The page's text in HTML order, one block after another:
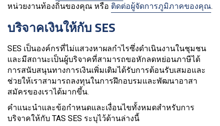
หน่วยงานท้องถิ่นของคุณ หรือ ติดต่อผู้จัดการภูมิภาคของคุณ.
บริจาคเงินให้กับ SES
SES เป็นองค์กรที่ไม่แสวงหาผลกำไรซึ่งดำเนินงานในชุมชน
และมีสถานะเป็นผู้บริจาคที่สามารถขอหักลดหย่อนภาษีได้
การสนับสนุนทางการเงินเพิ่มเติมได้รับการต้อนรับเสมอและ
ช่วยให้เราสามารถลงทุนในการฝึกอบรมและพัฒนาอาสา
สมัครของเราได้มากขึ้น.
คำแนะนำและข้อกำหนดและเงื่อนไขทั้งหมดสำหรับการ
บริจาคให้กับ TAS SES ระบุไว้ด้านล่างนี้